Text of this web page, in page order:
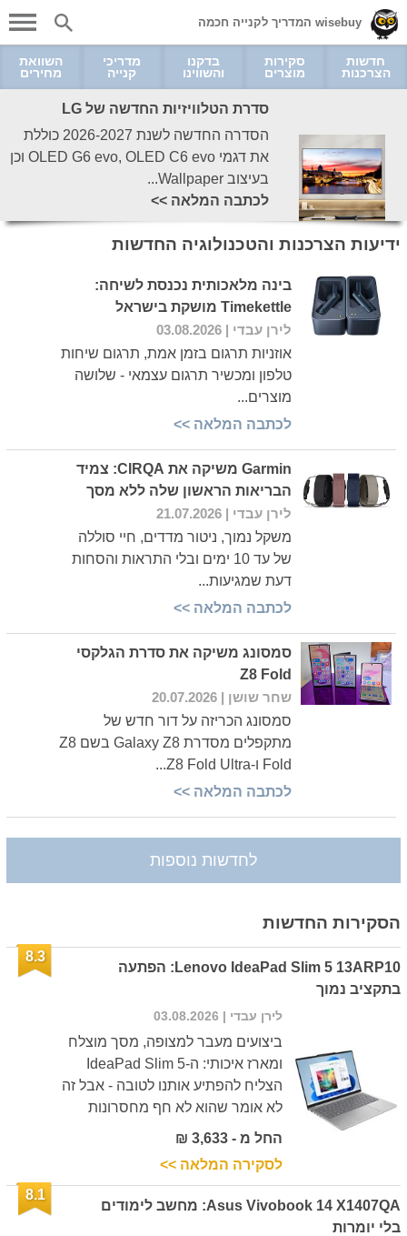
wisebuy המדריך לקנייה חכמה
חדשות
הצרכנות
סקירות
מוצרים
בדקנו
והשווינו
מדריכי
קנייה
השוואת
מחירים
סדרת הטלוויזיות החדשה של LG
הסדרה החדשה לשנת 2026-2027 כוללת
את דגמי OLED G6 evo, OLED C6 evo וכן
בעיצוב Wallpaper...
לכתבה המלאה >>
ידיעות הצרכנות והטכנולוגיה החדשות
בינה מלאכותית נכנסת לשיחה:
Timekettle מושקת בישראל
לירן עבדי | 03.08.2026
אוזניות תרגום בזמן אמת, תרגום שיחות
טלפון ומכשיר תרגום עצמאי - שלושה
מוצרים...
לכתבה המלאה >>
Garmin משיקה את CIRQA: צמיד
הבריאות הראשון שלה ללא מסך
לירן עבדי | 21.07.2026
משקל נמוך, ניטור מדדים, חיי סוללה
של עד 10 ימים ובלי התראות והסחות
דעת שמגיעות...
לכתבה המלאה >>
סמסונג משיקה את סדרת הגלקסי
Z8 Fold
שחר שושן | 20.07.2026
סמסונג הכריזה על דור חדש של
מתקפלים מסדרת Galaxy Z8 בשם Z8
Fold ו-Z8 Fold Ultra...
לכתבה המלאה >>
לחדשות נוספות
הסקירות החדשות
Lenovo IdeaPad Slim 5 13ARP10: הפתעה
בתקציב נמוך
8.3
לירן עבדי | 03.08.2026
ביצועים מעבר למצופה, מסך מוצלח
ומארז איכותי: ה-IdeaPad Slim 5
הצליח להפתיע אותנו לטובה - אבל זה
לא אומר שהוא לא חף מחסרונות
החל מ - 3,633 ₪
לסקירה המלאה >>
Asus Vivobook 14 X1407QA: מחשב לימודים
בלי יומרות
8.1